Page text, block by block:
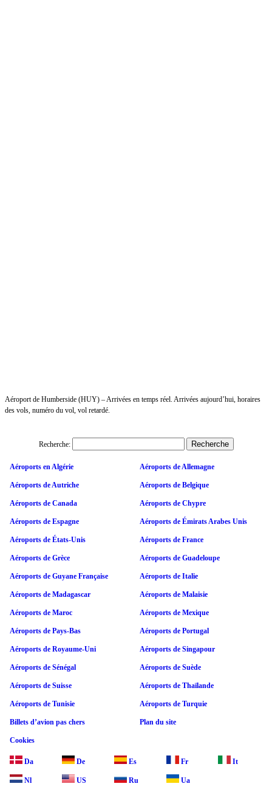
Aéroport de Humberside (HUY) – Arrivées en temps réel. Arrivées aujourd’hui, horaires
des vols, numéro du vol, vol retardé.
Recherche:
Aéroports en Algérie Aéroports de Allemagne
Aéroports de Autriche Aéroports de Belgique
Aéroports de Canada Aéroports de Chypre
Aéroports de Espagne Aéroports de Émirats Arabes Unis
Aéroports de États-Unis Aéroports de France
Aéroports de Grèce Aéroports de Guadeloupe
Aéroports de Guyane Française Aéroports de Italie
Aéroports de Madagascar Aéroports de Malaisie
Aéroports de Maroc Aéroports de Mexique
Aéroports de Pays-Bas Aéroports de Portugal
Aéroports de Royaume-Uni Aéroports de Singapour
Aéroports de Sénégal Aéroports de Suède
Aéroports de Suisse Aéroports de Thaïlande
Aéroports de Tunisie Aéroports de Turquie
Billets d’avion pas chers Plan du site
Cookies
Da De Es Fr It
Nl US Ru Ua